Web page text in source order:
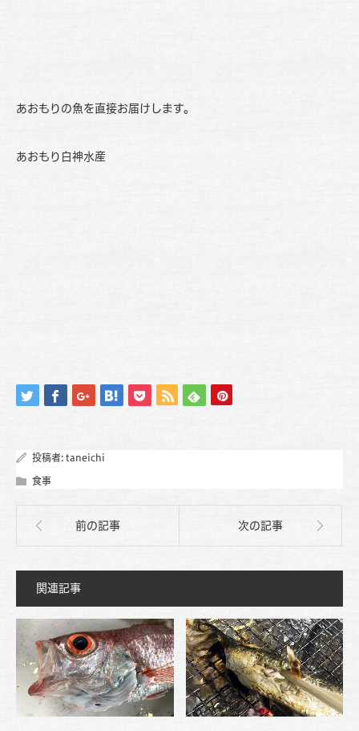
あおもりの魚を直接お届けします。
あおもり白神水産
投稿者: taneichi
食事
前の記事 次の記事
関連記事